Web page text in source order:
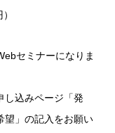
セミナーになりま
込みページ「発
望」の記入をお願い